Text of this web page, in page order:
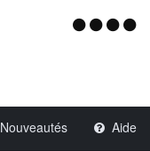
Menu
Nouveautés Aide